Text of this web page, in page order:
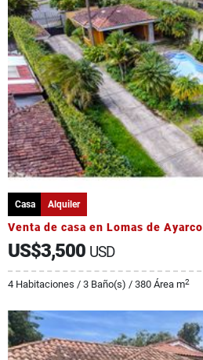
Casa Alquiler
Venta de casa en Lomas de Ayarco
US$3,500 USD
4 Habitaciones / 3 Baño(s) / 380 Área m2